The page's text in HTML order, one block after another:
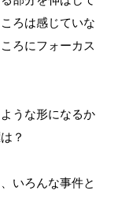
ろは感じていな
ろにフォーカス
うな形になるか
？
いろんな事件と